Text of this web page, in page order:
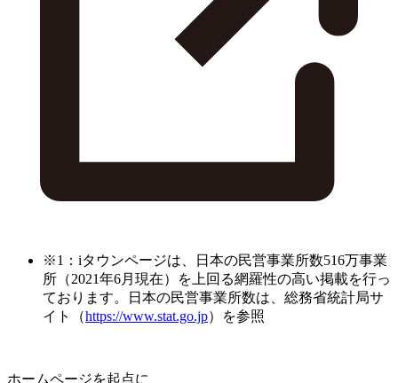
※1：iタウンページは、日本の民営事業所数516万事業
所（2021年6月現在）を上回る網羅性の高い掲載を行っ
ております。日本の民営事業所数は、総務省統計局サ
イト（https://www.stat.go.jp）を参照
ホームページを起点に